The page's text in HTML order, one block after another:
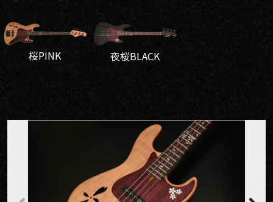
桜PINK 夜桜BLACK